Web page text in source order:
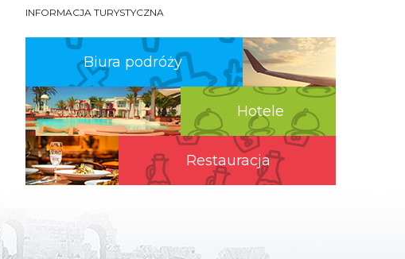
INFORMACJA TURYSTYCZNA
Biura podróży
Hotele
Restauracja